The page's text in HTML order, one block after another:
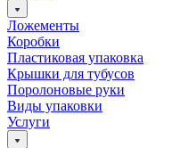
Ложементы
Коробки
Пластиковая упаковка
Крышки для тубусов
Поролоновые руки
Виды упаковки
Услуги